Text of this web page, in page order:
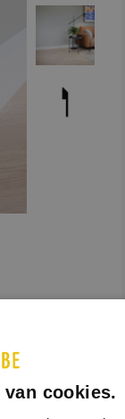
u aan in
cookies.